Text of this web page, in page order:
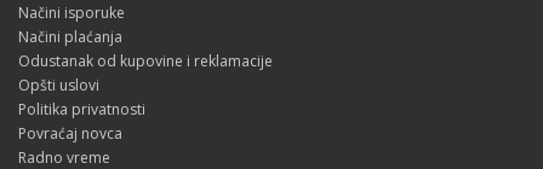
Načini isporuke
Načini plaćanja
Odustanak od kupovine i reklamacije
Opšti uslovi
Politika privatnosti
Povraćaj novca
Radno vreme